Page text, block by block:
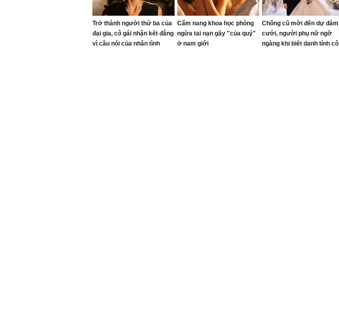
Trở thành người thứ ba của
đại gia, cô gái nhận kết đắng
vì câu nói của nhân tình
Cẩm nang khoa học phòng
ngừa tai nạn gãy "của quý"
ở nam giới
Chồng cũ mời đến dự đám
cưới, người phụ nữ ngỡ
ngàng khi biết danh tính cô